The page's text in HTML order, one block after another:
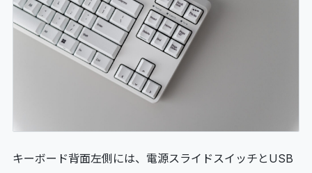
キーボード背面左側には、電源スライドスイッチとUSB